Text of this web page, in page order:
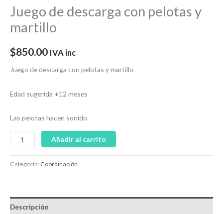
Juego de descarga con pelotas y
martillo
$850.00 IVA inc
Juego de descarga con pelotas y martillo
Edad sugerida +12 meses
Las pelotas hacen sonido.
Añadir al carrito
Categoría: Coordinación
Descripción